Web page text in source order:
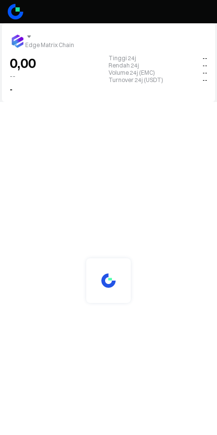
Edge Matrix Chain
0,00
--
-
Tinggi 24j
--
Rendah 24j
--
Volume 24j (EMC)
--
Turnover 24j (USDT)
--